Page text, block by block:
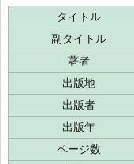
タイトル
副タイトル
著者
出版地
出版者
出版年
ページ数